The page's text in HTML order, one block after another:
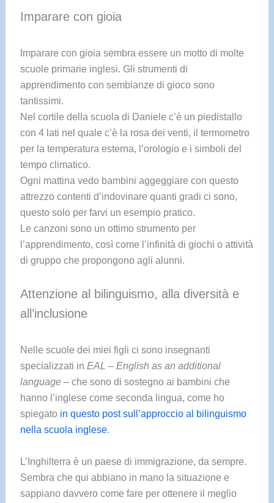
Imparare con gioia
Imparare con gioia sembra essere un motto di molte
scuole primarie inglesi. Gli strumenti di
apprendimento con sembianze di gioco sono
tantissimi.
Nel cortile della scuola di Daniele c’è un piedistallo
con 4 lati nel quale c’è la rosa dei venti, il termometro
per la temperatura esterna, l’orologio e i simboli del
tempo climatico.
Ogni mattina vedo bambini aggeggiare con questo
attrezzo contenti d’indovinare quanti gradi ci sono,
questo solo per farvi un esempio pratico.
Le canzoni sono un ottimo strumento per
l’apprendimento, così come l’infinità di giochi o attività
di gruppo che propongono agli alunni.
Attenzione al bilinguismo, alla diversità e
all’inclusione
Nelle scuole dei miei figli ci sono insegnanti
specializzati in EAL – English as an additional
language– che sono di sostegno ai bambini che
hanno l’inglese come seconda lingua, come ho
spiegato in questo post sull’approccio al bilinguismo
nella scuola inglese.
L’Inghilterra è un paese di immigrazione, da sempre.
Sembra che qui abbiano in mano la situazione e
sappiano davvero come fare per ottenere il meglio